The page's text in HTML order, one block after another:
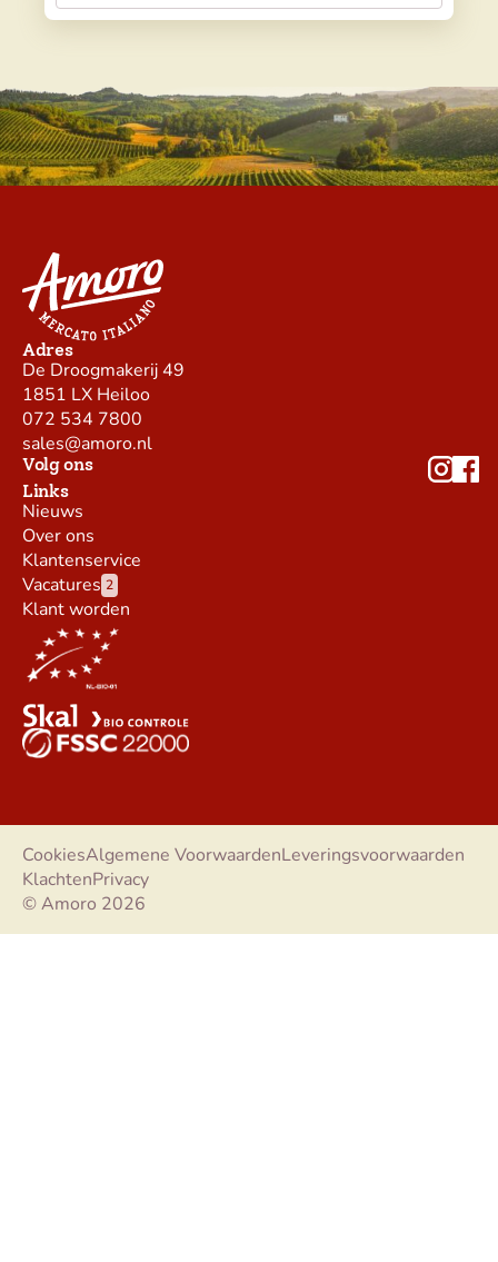
Adres
De Droogmakerij 49
1851 LX Heiloo
072 534 7800
sales@amoro.nl
Volg ons
Links
Nieuws
Over ons
Klantenservice
Vacatures 2
Klant worden
© Amoro 2026
CookiesAlgemene VoorwaardenLeveringsvoorwaarden
KlachtenPrivacy